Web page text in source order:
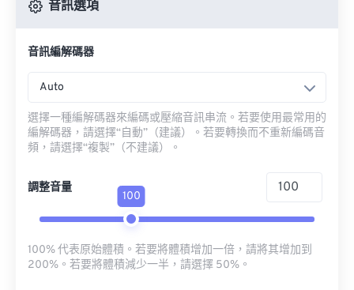
音訊選項
音訊編解碼器
Auto
選擇一種編解碼器來編碼或壓縮音訊串流。若要使用最常用的
編解碼器，請選擇“自動”（建議）。若要轉換而不重新編碼音
頻，請選擇“複製”（不建議）。
調整音量
100
100% 代表原始體積。若要將體積增加一倍，請將其增加到
200%。若要將體積減少一半，請選擇 50%。